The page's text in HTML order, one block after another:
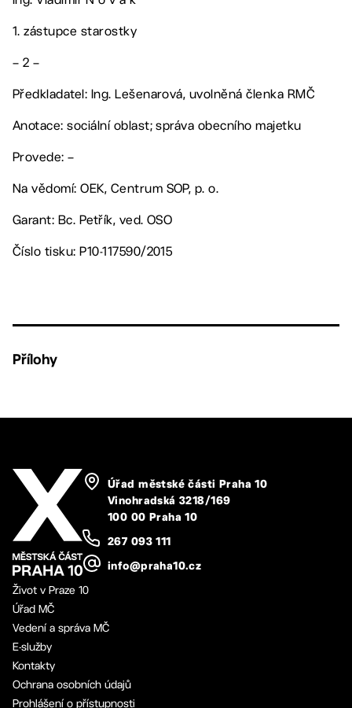
1. zástupce starostky
– 2 –
Předkladatel: Ing. Lešenarová, uvolněná členka RMČ
Anotace: sociální oblast; správa obecního majetku
Provede: –
Na vědomí: OEK, Centrum SOP, p. o.
Garant: Bc. Petřík, ved. OSO
Číslo tisku: P10-117590/2015
Přílohy
Úřad městské části Praha 10
Vinohradská 3218/169
100 00 Praha 10
267 093 111
info@praha10.cz
Život v Praze 10
Úřad MČ
Vedení a správa MČ
E-služby
Kontakty
Ochrana osobních údajů
Prohlášení o přístupnosti